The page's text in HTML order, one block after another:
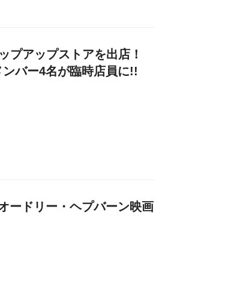
プアップストアを出店！
バー4名が臨時店員に!!
ードリー・ヘプバーン映画